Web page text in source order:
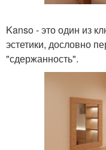
Kanso - это один из
эстетики, дословно
"сдержанность".